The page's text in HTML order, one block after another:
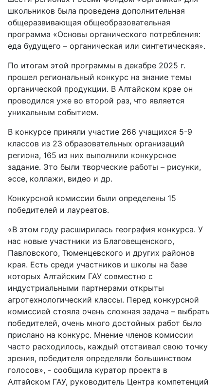
школьников была проведена дополнительная
общеразвивающая общеобразовательная
программа «Основы органического потребления:
еда будущего – органическая или синтетическая».
По итогам этой программы в декабре 2025 г.
прошел региональный конкурс на знание темы
органической продукции. В Алтайском крае он
проводился уже во второй раз, что является
уникальным событием.
В конкурсе приняли участие 266 учащихся 5-9
классов из 23 образовательных организаций
региона, 165 из них выполнили конкурсное
задание. Это были творческие работы – рисунки,
эссе, коллажи, видео и др.
Конкурсной комиссии были определены 15
победителей и лауреатов.
«В этом году расширилась география конкурса. У
нас новые участники из Благовещенского,
Павловского, Тюменцевского и других районов
края. Есть среди участников и школы на базе
которых Алтайским ГАУ совместно с
индустриальными партнерами открыты
агротехнологический классы. Перед конкурсной
комиссией стояла очень сложная задача – выбрать
победителей, очень много достойных работ было
прислано на конкурс. Мнение членов комиссии
часто расходилось, каждый отстаивал свою точку
зрения, победителя определяли большинством
голосов», - сообщила куратор проекта в
Алтайском ГАУ, руководитель Центра компетенций